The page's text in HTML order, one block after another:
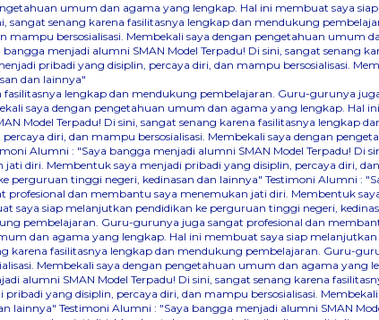
umum dan agama yang lengkap. Hal ini membuat saya
sangat senang karena fasilitasnya lengkap dan mendukung
bersosialisasi. Membekali saya dengan pengetahuan umum
menjadi alumni SMAN Model Terpadu! Di sini, sangat senang
pribadi yang disiplin, percaya diri, dan mampu bersosialisasi.
dan lainnya"
lengkap dan mendukung pembelajaran. Guru-gurunya
saya dengan pengetahuan umum dan agama yang lengkap. Hal
Model Terpadu! Di sini, sangat senang karena fasilitasnya lengkap
diri, dan mampu bersosialisasi. Membekali saya dengan
Alumni : "Saya bangga menjadi alumni SMAN Model Terpadu! Di
Membentuk saya menjadi pribadi yang disiplin, percaya diri,
perguruan tinggi negeri, kedinasan dan lainnya" Testimoni Alumni :
dan membantu saya menemukan jati diri. Membentuk
saya siap melanjutkan pendidikan ke perguruan tinggi negeri,
pembelajaran. Guru-gurunya juga sangat profesional dan
dan agama yang lengkap. Hal ini membuat saya siap
karena fasilitasnya lengkap dan mendukung pembelajaran. Guru-
Membekali saya dengan pengetahuan umum dan agama yang
alumni SMAN Model Terpadu! Di sini, sangat senang karena
yang disiplin, percaya diri, dan mampu bersosialisasi.
lainnya" Testimoni Alumni : "Saya bangga menjadi alumni SMAN